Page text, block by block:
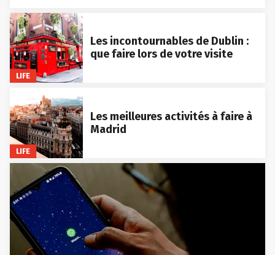
LIFE
Les incontournables de Dublin :
que faire lors de votre visite
LIFE
Les meilleures activités à faire à
Madrid